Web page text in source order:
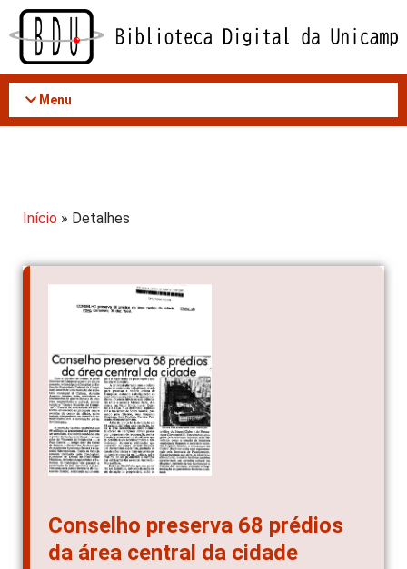
Acessar
conteúdo
Menu
Início » Detalhes
Conselho preserva 68 prédios
da área central da cidade